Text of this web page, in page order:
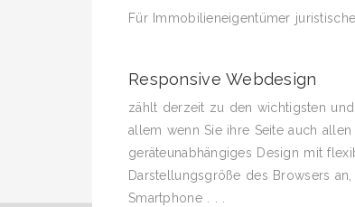
Für Immobilieneigentümer
Responsive Webdesign
zählt derzeit zu den wichtigsten
allem wenn Sie ihre Seite auch
geräteunabhängiges Design mit
Darstellungsgröße des Browsers
Smartphone . . .